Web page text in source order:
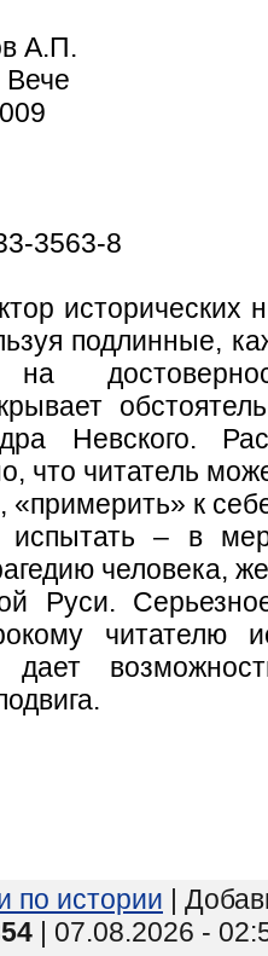
А.П.
Вече
3563-8
подлинные,
на
Невского.
что читатель
«примерить» к
– в
человека,
Руси.
читателю
дает
по истории |
| 07.08.2026 -